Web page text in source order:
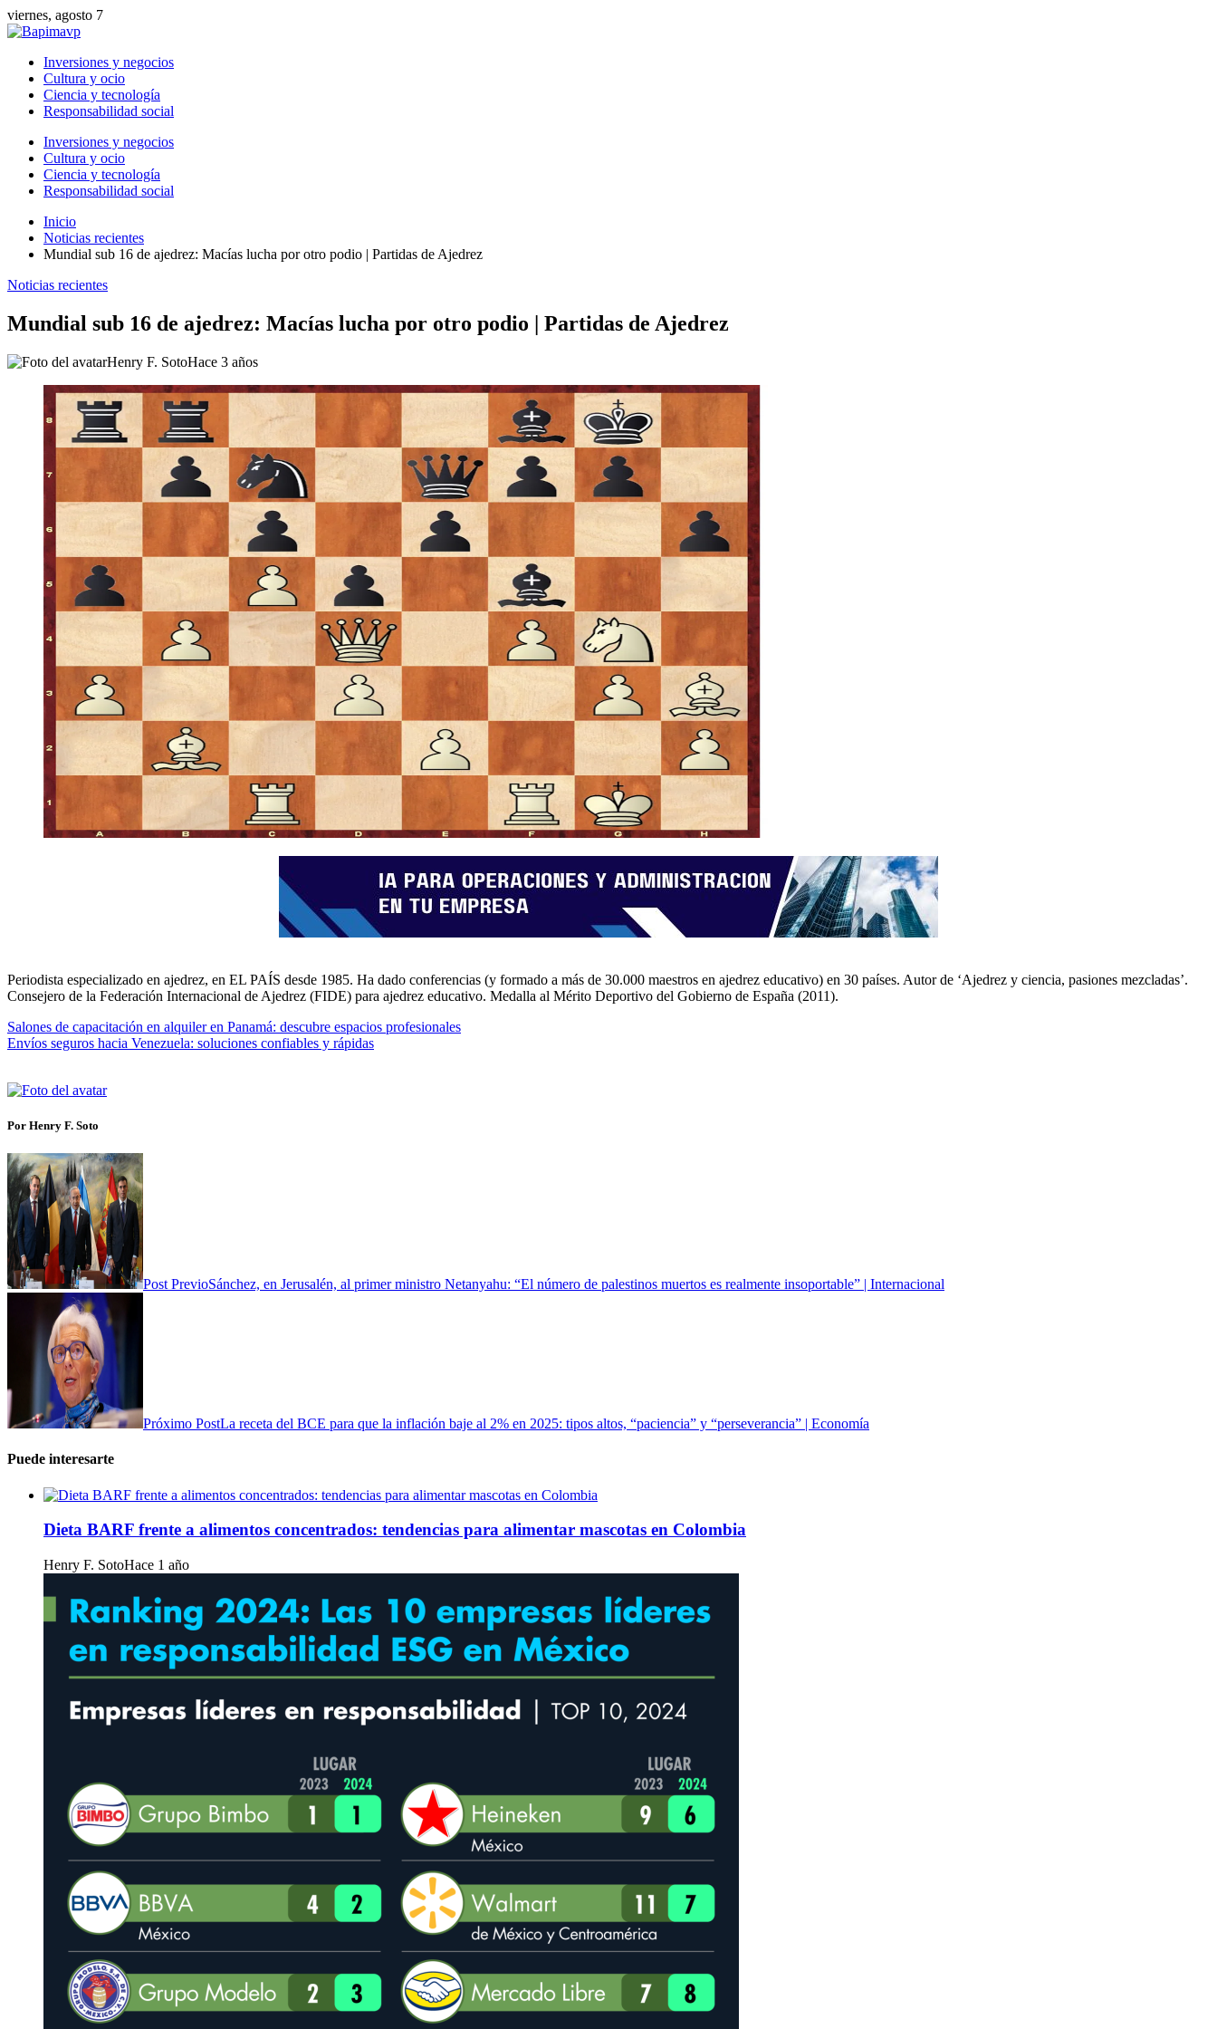
viernes, agosto 7
Inversiones y negocios
Cultura y ocio
Ciencia y tecnología
Responsabilidad social
Inversiones y negocios
Cultura y ocio
Ciencia y tecnología
Responsabilidad social
Inicio
Noticias recientes
Mundial sub 16 de ajedrez: Macías lucha por otro podio | Partidas de Ajedrez
Noticias recientes
Mundial sub 16 de ajedrez: Macías lucha por otro podio | Partidas de Ajedrez
Henry F. SotoHace 3 años
Periodista especializado en ajedrez, en EL PAÍS desde 1985. Ha dado conferencias (y formado a más de 30.000 maestros en ajedrez educativo) en 30 países. Autor de ‘Ajedrez y ciencia, pasiones mezcladas’.
Consejero de la Federación Internacional de Ajedrez (FIDE) para ajedrez educativo. Medalla al Mérito Deportivo del Gobierno de España (2011).
Salones de capacitación en alquiler en Panamá: descubre espacios profesionales
Envíos seguros hacia Venezuela: soluciones confiables y rápidas
Por Henry F. Soto
Post PrevioSánchez, en Jerusalén, al primer ministro Netanyahu: “El número de palestinos muertos es realmente insoportable” | Internacional
Próximo PostLa receta del BCE para que la inflación baje al 2% en 2025: tipos altos, “paciencia” y “perseverancia” | Economía
Puede interesarte
Dieta BARF frente a alimentos concentrados: tendencias para alimentar mascotas en Colombia
Henry F. SotoHace 1 año